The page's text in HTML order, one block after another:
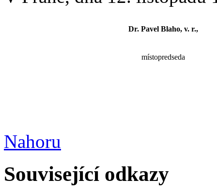
Dr. Pavel Blaho, v. r.,
místopredseda
Nahoru
Související odkazy